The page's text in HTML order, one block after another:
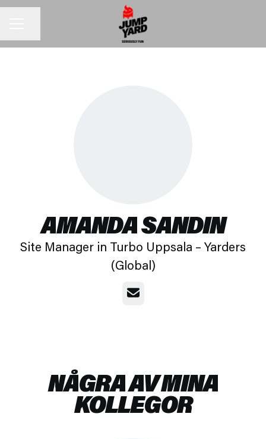
AMANDA SANDIN
Site Manager in Turbo Uppsala – Yarders
(Global)
E-post
NÅGRA AV MINA
KOLLEGOR